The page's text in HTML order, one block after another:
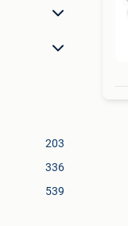
203
336
539